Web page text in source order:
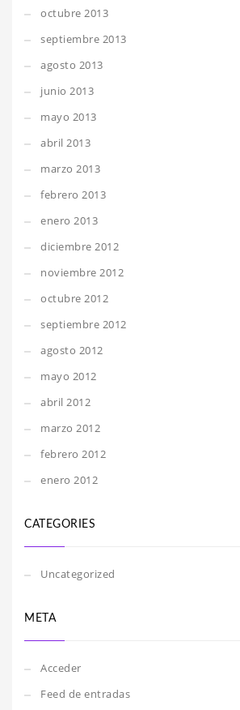
octubre 2013
septiembre 2013
agosto 2013
junio 2013
mayo 2013
abril 2013
marzo 2013
febrero 2013
enero 2013
diciembre 2012
noviembre 2012
octubre 2012
septiembre 2012
agosto 2012
mayo 2012
abril 2012
marzo 2012
febrero 2012
enero 2012
CATEGORIES
Uncategorized
META
Acceder
Feed de entradas